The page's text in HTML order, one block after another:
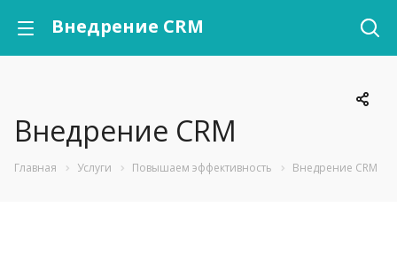
Внедрение CRM
Внедрение CRM
Главная Услуги Повышаем эффективность Внедрение CRM